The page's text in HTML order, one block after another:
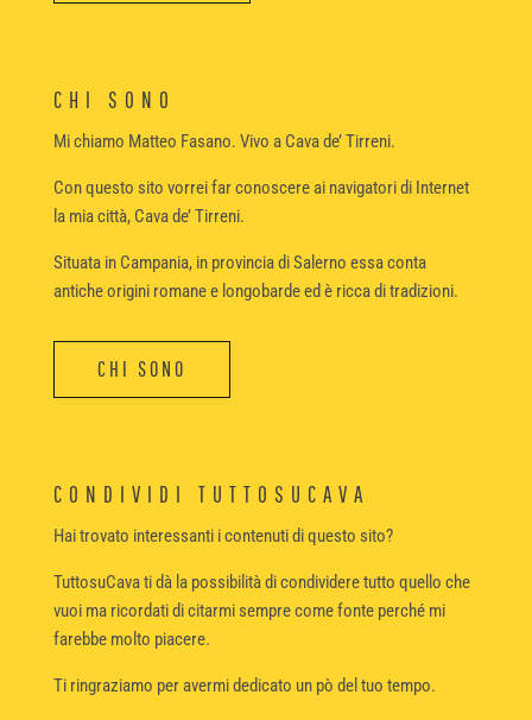
CHI SONO
Mi chiamo Matteo Fasano. Vivo a Cava de’ Tirreni.
Con questo sito vorrei far conoscere ai navigatori di Internet
la mia città, Cava de’ Tirreni.
Situata in Campania, in provincia di Salerno essa conta
antiche origini romane e longobarde ed è ricca di tradizioni.
CHI SONO
CONDIVIDI TUTTOSUCAVA
Hai trovato interessanti i contenuti di questo sito?
TuttosuCava ti dà la possibilità di condividere tutto quello che
vuoi ma ricordati di citarmi sempre come fonte perché mi
farebbe molto piacere.
Ti ringraziamo per avermi dedicato un pò del tuo tempo.